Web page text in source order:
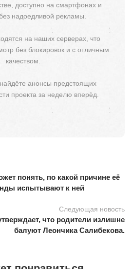
доступно на смартфонах и
надоедливой рекламы.
на наших серверах, что
без блокировок и с отличным
качеством.
анонсы предстоящих
проекта за неделю вперёд.
понять, по какой причине её
испытывают к ней
Следующая новость
что родители излишне
балуют Леончика Салибекова.